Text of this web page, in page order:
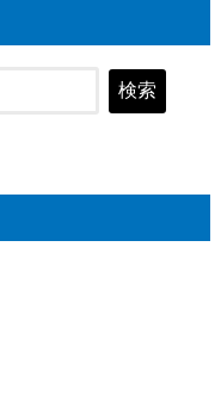
検索